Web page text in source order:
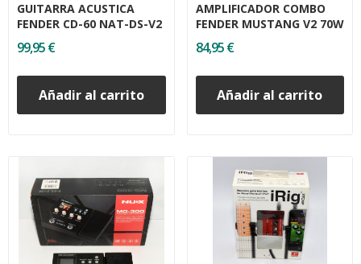
GUITARRA ACUSTICA
FENDER CD-60 NAT-DS-V2
99,95 €
Añadir al carrito
AMPLIFICADOR COMBO
FENDER MUSTANG V2 70W
84,95 €
Añadir al carrito